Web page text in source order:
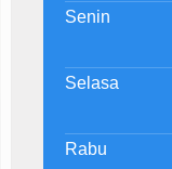
Senin
Selasa
Rabu